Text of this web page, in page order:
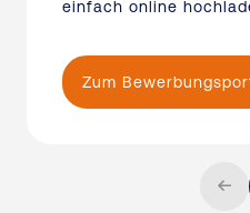
einfach online
Zum